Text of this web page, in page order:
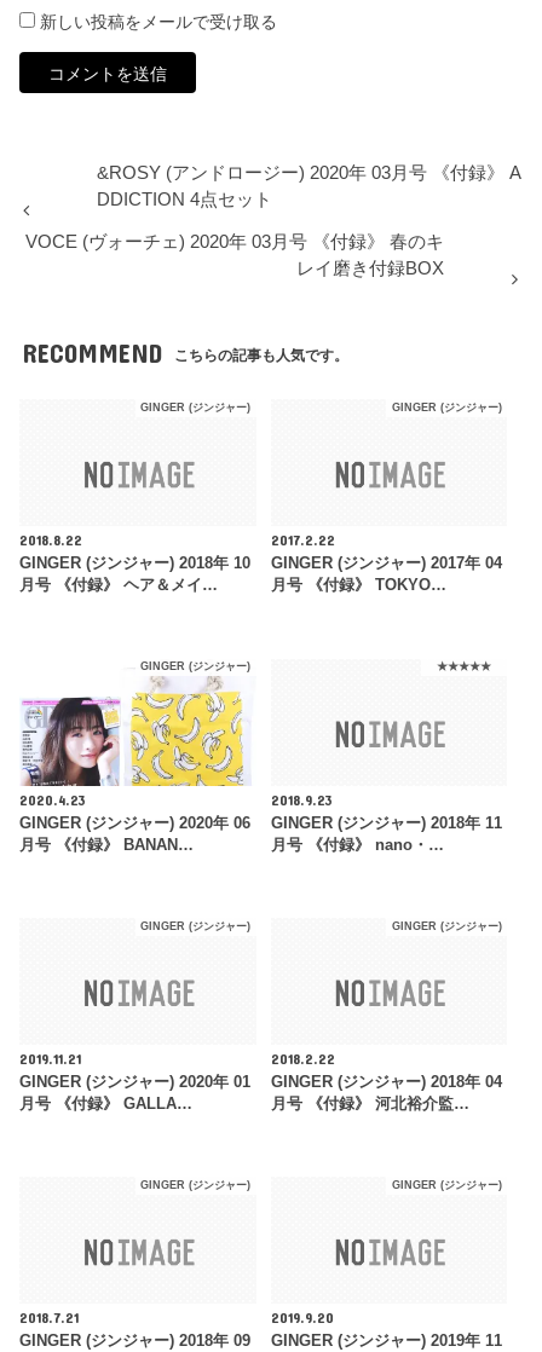
新しい投稿をメールで受け取る
&ROSY (アンドロージー) 2020年 03月号 《付録》 A
DDICTION 4点セット
VOCE (ヴォーチェ) 2020年 03月号 《付録》 春のキ
レイ磨き付録BOX
RECOMMEND こちらの記事も人気です。
GINGER (ジンジャー)
2018.8.22
GINGER (ジンジャー) 2018年 10
月号 《付録》 ヘア＆メイ…
GINGER (ジンジャー)
2017.2.22
GINGER (ジンジャー) 2017年 04
月号 《付録》 TOKYO…
GINGER (ジンジャー)
2020.4.23
GINGER (ジンジャー) 2020年 06
月号 《付録》 BANAN…
★★★★★
2018.9.23
GINGER (ジンジャー) 2018年 11
月号 《付録》 nano・…
GINGER (ジンジャー)
2019.11.21
GINGER (ジンジャー) 2020年 01
月号 《付録》 GALLA…
GINGER (ジンジャー)
2018.2.22
GINGER (ジンジャー) 2018年 04
月号 《付録》 河北裕介監…
GINGER (ジンジャー)
2018.7.21
GINGER (ジンジャー) 2018年 09
GINGER (ジンジャー)
2019.9.20
GINGER (ジンジャー) 2019年 11